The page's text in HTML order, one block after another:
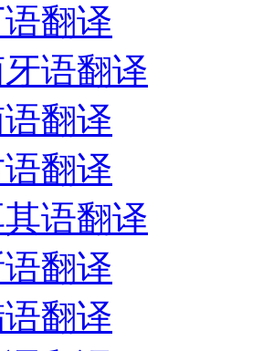
翻译
语翻译
翻译
翻译
语翻译
翻译
翻译